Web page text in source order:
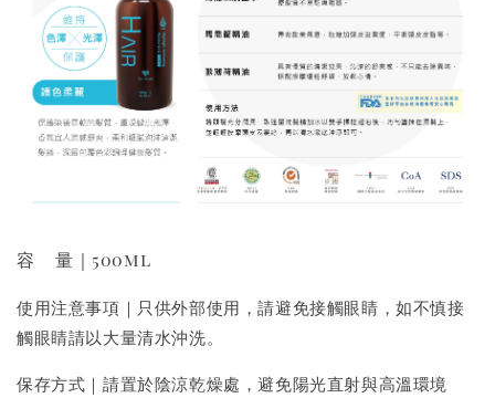
容 量｜500ml
使用注意事項｜只供外部使用，請避免接觸眼睛，如不慎接
觸眼睛請以大量清水沖洗。
保存方式｜請置於陰涼乾燥處，避免陽光直射與高溫環境